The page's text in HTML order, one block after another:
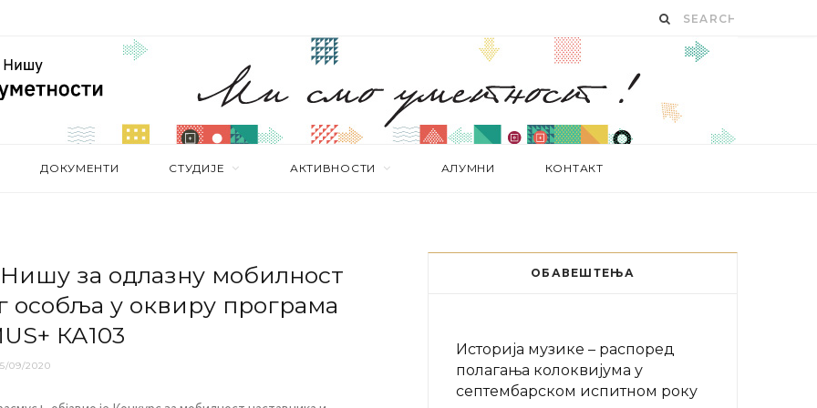
ДОКУМЕНТИ СТУДИЈЕ АКТИВНОСТИ АЛУМНИ КОНТАКТ
за одлазну мобилност
особља у оквиру програма
КА103
09/2020
ОБАВЕШТЕЊА
Историја музике – распоред
полагања колоквијума у
септембарском испитном року